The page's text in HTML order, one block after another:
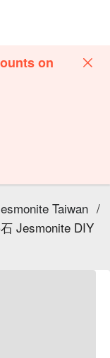
on
Taiwan /
Jesmonite DIY